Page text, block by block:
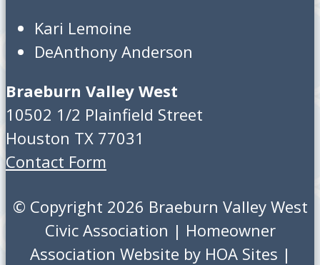
Kari Lemoine
DeAnthony Anderson
Braeburn Valley West
10502 1/2 Plainfield Street
Houston TX 77031
Contact Form
© Copyright 2026 Braeburn Valley West
Civic Association | Homeowner
Association Website by HOA Sites |